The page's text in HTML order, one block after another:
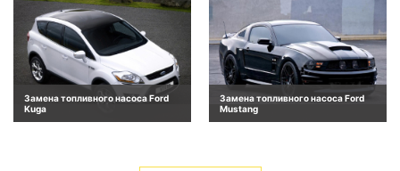
Замена топливного насоса Ford
Kuga
Замена топливного насоса Ford
Mustang